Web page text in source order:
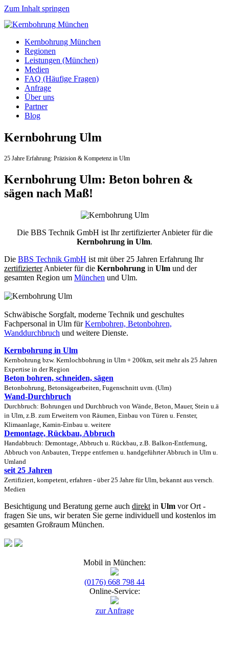
Zum Inhalt springen
Kernbohrung München
Regionen
Leistungen (München)
Medien
FAQ (Häufige Fragen)
Anfrage
Über uns
Partner
Blog
Kernbohrung Ulm
25 Jahre Erfahrung: Präzision & Kompetenz in Ulm
Kernbohrung Ulm: Beton bohren &
sägen nach Maß!
Die BBS Technik GmbH ist Ihr zertifizierter Anbieter für die
Kernbohrung in Ulm.
Die BBS Technik GmbH ist mit über 25 Jahren Erfahrung Ihr
zertifizierterAnbieter für die Kernbohrung in Ulm und der
gesamten Region um München und Ulm.
Schwäbische Sorgfalt, moderne Technik und geschultes
Fachpersonal in Ulm fürKernbohren, Betonbohren,
Wanddurchbruch und weitere Dienste.
Kernbohrung in Ulm
Kernbohrung bzw. Kernlochbohrung in Ulm + 200km, seit mehr als 25 Jahren
Expertise in der Region
Beton bohren, schneiden, sägen
Betonbohrung, Betonsägearbeiten, Fugenschnitt uvm. (Ulm)
Wand-Durchbruch
Durchbruch: Bohrungen und Durchbruch von Wände, Beton, Mauer, Stein u.ä
in Ulm, z.B. zum Erweitern von Räumen, Einbau von Türen u. Fenster,
Klimaanlage, Kamin-Einbau u. weitere
Demontage, Rückbau, Abbruch
Handabbruch: Demontage, Abbruch u. Rückbau, z.B. Balkon-Entfernung,
Abbruch von Anbauten, Treppe entfernen u. handgeführter Abbruch in Ulm u.
Umland
seit 25 Jahren
Zertifiziert, kompetent, erfahren - über 25 Jahre für Ulm, bekannt aus versch.
Medien
Besichtigung und Beratung gerne auch direkt in Ulm vor Ort -
fragen Sie uns, wir beraten Sie gerne individuell und kostenlos im
gesamten Großraum München.
Mobil in München:
(0176) 668 798 44
Online-Service:
zur Anfrage